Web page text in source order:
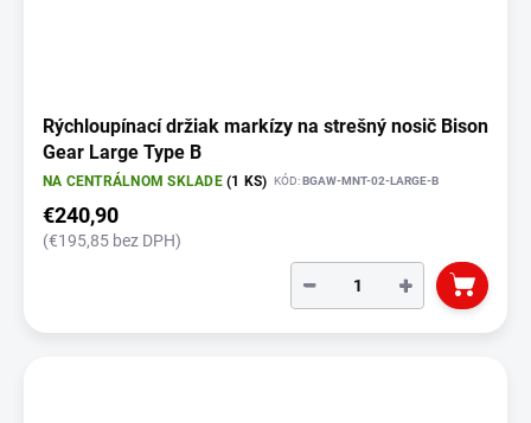
Rýchloupínací držiak markízy na strešný nosič Bison
Gear Large Type B
NA CENTRÁLNOM SKLADE(1 KS) KÓD:BGAW-MNT-02-LARGE-B
€240,90
(€195,85 bez DPH)
+
−